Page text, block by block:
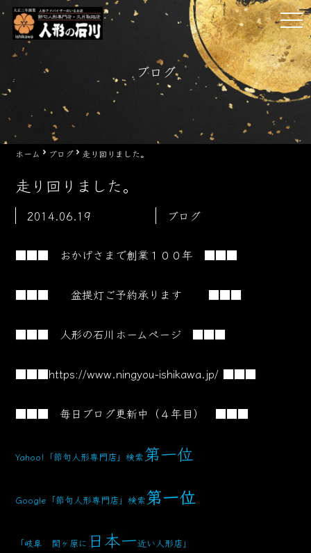
Skip
content
ブログ
ホーム ブログ 走り回りました。
走り回りました。
2014.06.19 ブログ
■■■ おかげさまで創業１００年 ■■■
■■■ 盆提灯ご予約承ります ■■■
■■■ 人形の石川ホームページ ■■■
■■■https://www.ningyou-ishikawa.jp/ ■■■
■■■ 毎日ブログ更新中（４年目） ■■■
Yahoo!「節句人形専門店」検索第一位
Google「節句人形専門店」検索第一位
「岐阜 関ヶ原に 日本一近い人形店」